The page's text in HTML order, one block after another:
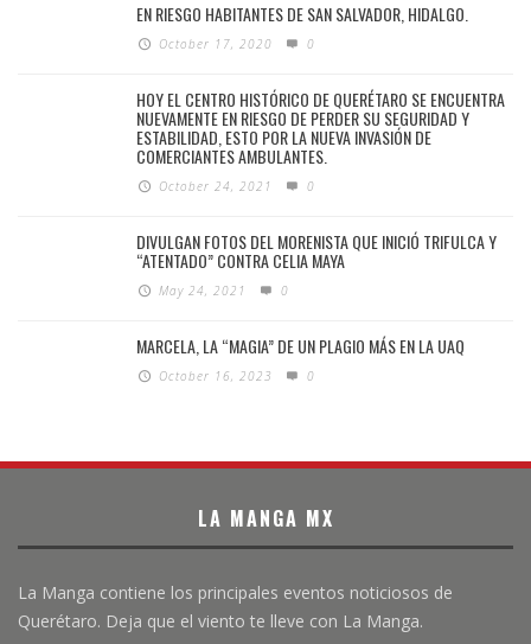
EN RIESGO HABITANTES DE SAN SALVADOR, HIDALGO.
October 17, 2020 0
HOY EL CENTRO HISTÓRICO DE QUERÉTARO SE ENCUENTRA
NUEVAMENTE EN RIESGO DE PERDER SU SEGURIDAD Y
ESTABILIDAD, ESTO POR LA NUEVA INVASIÓN DE
COMERCIANTES AMBULANTES.
October 24, 2021 0
DIVULGAN FOTOS DEL MORENISTA QUE INICIÓ TRIFULCA Y
“ATENTADO” CONTRA CELIA MAYA
May 24, 2021 0
MARCELA, LA “MAGIA” DE UN PLAGIO MÁS EN LA UAQ
October 16, 2023 0
LA MANGA MX
La Manga contiene los principales eventos noticiosos de
Querétaro. Deja que el viento te lleve con La Manga.